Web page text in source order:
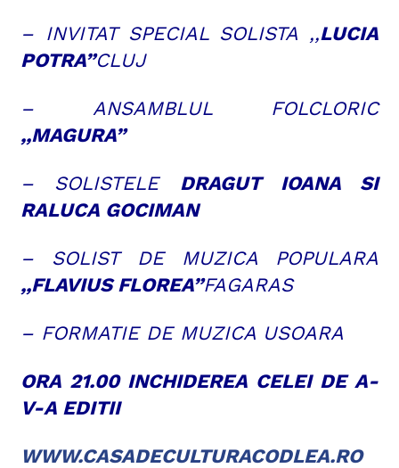
– INVITAT SPECIAL SOLISTA ,,LUCIA
POTRA”CLUJ
– ANSAMBLUL FOLCLORIC
,,MAGURA”
– SOLISTELE DRAGUT IOANA SI
RALUCA GOCIMAN
– SOLIST DE MUZICA POPULARA
,,FLAVIUS FLOREA”FAGARAS
– FORMATIE DE MUZICA USOARA
ORA 21.00 INCHIDEREA CELEI DE A-
V-A EDITII
WWW.CASADECULTURACODLEA.RO